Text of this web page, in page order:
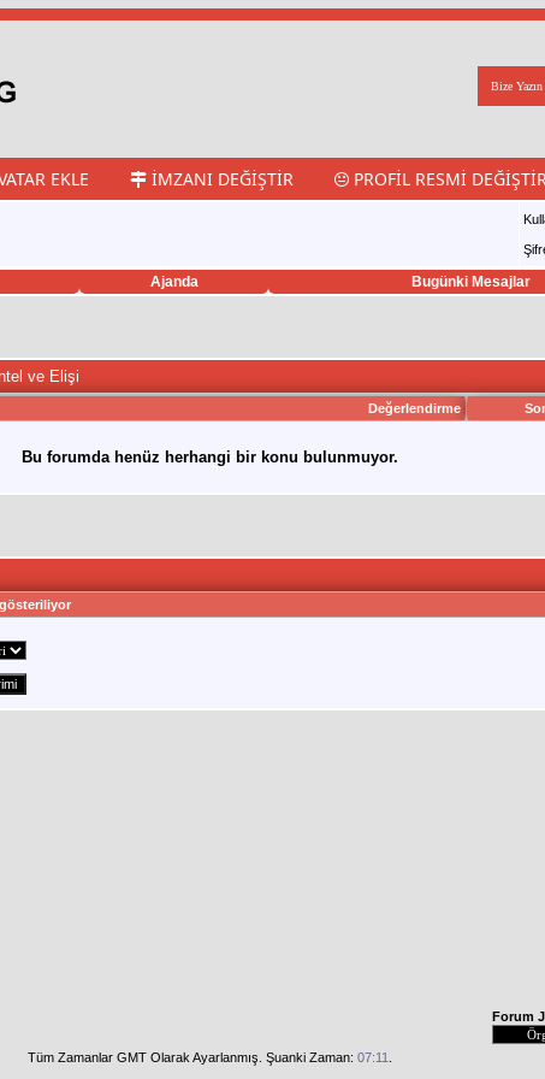
Bize Yazın
EKLE İMZANI DEĞIŞTIR PROFIL RESMI
Ajanda Bugünki Mesajlar
ve Elişi
Değerlendirme
Bu forumda henüz herhangi bir konu bulunmuyor.
Forum
Tüm Zamanlar GMT Olarak Ayarlanmış. Şuanki Zaman: 07:11